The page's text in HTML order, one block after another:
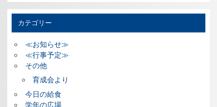
カテゴリー
≪お知らせ≫
≪行事予定≫
その他
育成会より
今日の給食
学年の広場